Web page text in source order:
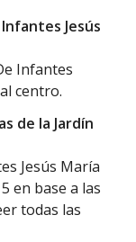
Jesús
Infantes
centro.
de la Jardín
Jesús María
en base a las
todas las